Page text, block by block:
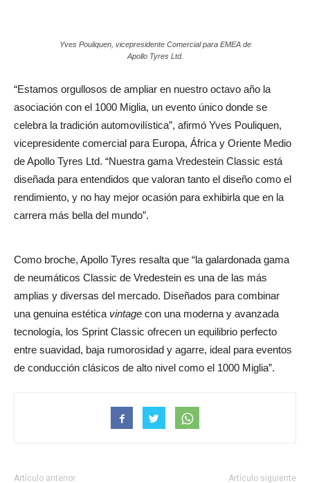
Yves Pouliquen, vicepresidente Comercial para EMEA de
Apollo Tyres Ltd.
“Estamos orgullosos de ampliar en nuestro octavo año la
asociación con el 1000 Miglia, un evento único donde se
celebra la tradición automovilística”, afirmó Yves Pouliquen,
vicepresidente comercial para Europa, África y Oriente Medio
de Apollo Tyres Ltd. “Nuestra gama Vredestein Classic está
diseñada para entendidos que valoran tanto el diseño como el
rendimiento, y no hay mejor ocasión para exhibirla que en la
carrera más bella del mundo”.
Como broche, Apollo Tyres resalta que “la galardonada gama
de neumáticos Classic de Vredestein es una de las más
amplias y diversas del mercado. Diseñados para combinar
una genuina estética vintage con una moderna y avanzada
tecnología, los Sprint Classic ofrecen un equilibrio perfecto
entre suavidad, baja rumorosidad y agarre, ideal para eventos
de conducción clásicos de alto nivel como el 1000 Miglia”.
Artículo anterior Artículo siguiente